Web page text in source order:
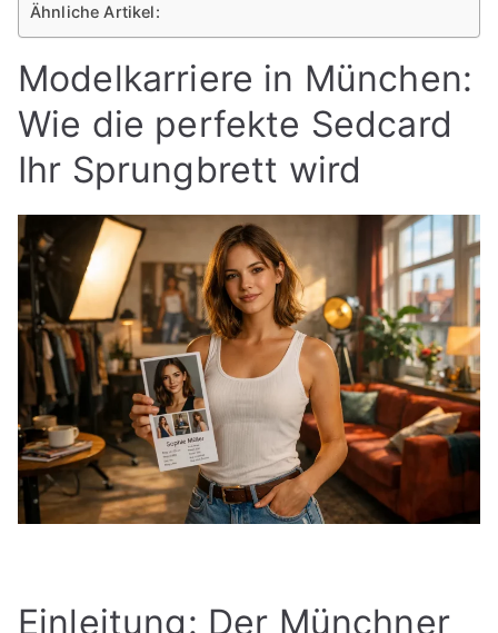
Ähnliche Artikel:
Modelkarriere in München:
Wie die perfekte Sedcard
Ihr Sprungbrett wird
Einleitung: Der Münchner